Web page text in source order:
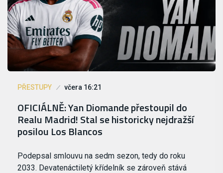
PŘESTUPY včera 16:21
OFICIÁLNĚ: Yan Diomande přestoupil do
Realu Madrid! Stal se historicky nejdražší
posilou Los Blancos
Podepsal smlouvu na sedm sezon, tedy do roku
2033. Devatenáctiletý křídelník se zároveň stává